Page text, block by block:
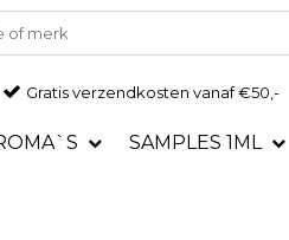
Gratisverzendkosten vanaf €50,-
SAMPLES 1ML